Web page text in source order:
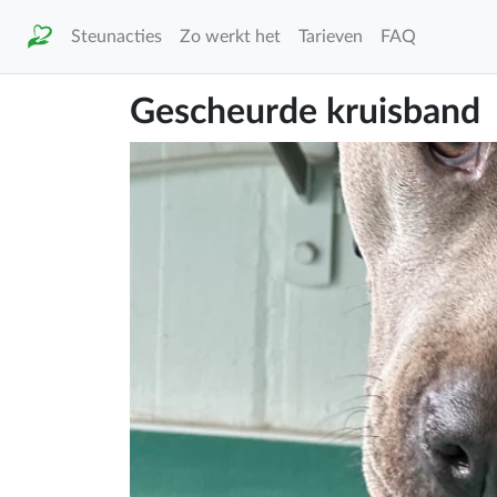
Steunacties Zo werkt het Tarieven FAQ
Gescheurde kruisband